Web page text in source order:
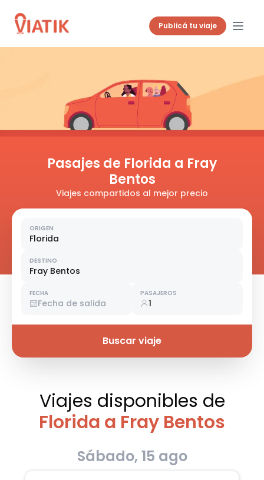
Publicá tu viaje
Pasajes de Florida a Fray
Bentos
Viajes compartidos al mejor precio
ORIGEN
Florida
DESTINO
Fray Bentos
FECHA
Fecha de salida
PASAJEROS
1
Buscar viaje
Viajes disponibles de
Florida a Fray Bentos
Sábado, 15 ago